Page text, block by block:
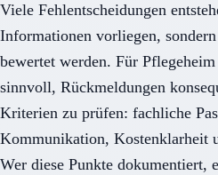
Viele Fehlentscheidungen
Informationen vorliegen,
bewertet werden. Für
sinnvoll, Rückmeldungen
Kriterien zu prüfen: fachliche
Kommunikation, Kostenklarheit
Wer diese Punkte dokumentiert,